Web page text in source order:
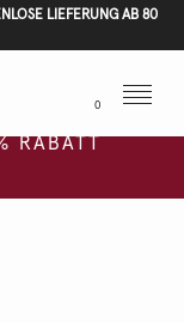
LIEFERUNG AB 80
0
Menu
RABATT